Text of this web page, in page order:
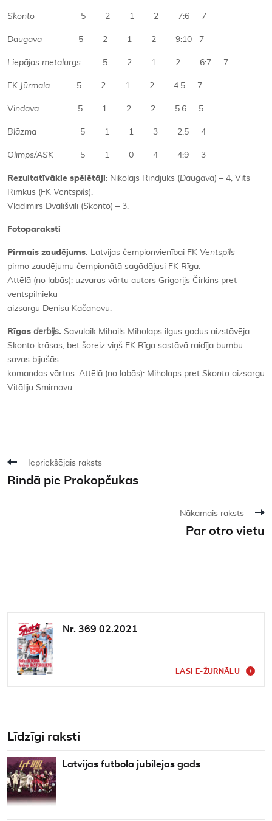
Skonto 5 2 1 2 7:6 7
Daugava 5 2 1 2 9:10 7
Liepājas metalurgs 5 2 1 2 6:7 7
FK Jūrmala 5 2 1 2 4:5 7
Vindava 5 1 2 2 5:6 5
Blāzma 5 1 1 3 2:5 4
Olimps/ASK 5 1 0 4 4:9 3
Rezultatīvākie spēlētāji: Nikolajs Rindjuks (Daugava) – 4, Vīts
Rimkus (FK Ventspils),
Vladimirs Dvališvili (Skonto) – 3.
Fotoparaksti
Pirmais zaudējums. Latvijas čempionvienībai FK Ventspils
pirmo zaudējumu čempionātā sagādājusi FK Rīga.
Attēlā (no labās): uzvaras vārtu autors Grigorijs Čirkins pret
ventspilnieku
aizsargu Denisu Kačanovu.
Rīgas derbijs. Savulaik Mihails Miholaps ilgus gadus aizstāvēja
Skonto krāsas, bet šoreiz viņš FK Rīga sastāvā raidīja bumbu
savas bijušās
komandas vārtos. Attēlā (no labās): Miholaps pret Skonto aizsargu
Vitāliju Smirnovu.
Iepriekšējais raksts
Rindā pie Prokopčukas
Nākamais raksts
Par otro vietu
Nr. 369 02.2021
LASI E-ŽURNĀLU
Līdzīgi raksti
Latvijas futbola jubilejas gads